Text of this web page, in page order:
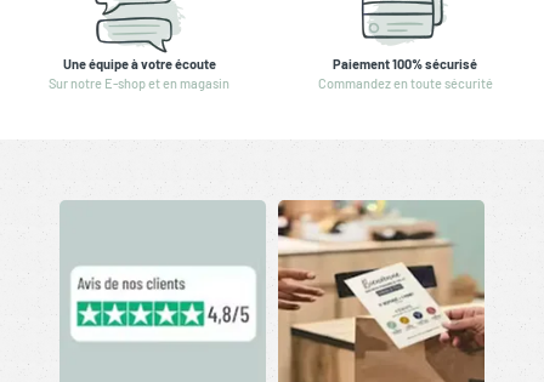
Une équipe à votre écoute
Sur notre E-shop et en magasin
Paiement 100% sécurisé
Commandez en toute sécurité